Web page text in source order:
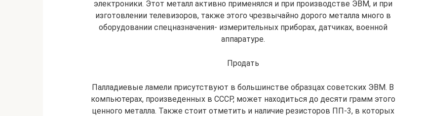
электроники. Этот металл активно применялся и при производстве ЭВМ, и при
изготовлении телевизоров, также этого чрезвычайно дорого металла много в
оборудовании спецназначения- измерительных приборах, датчиках, военной
аппаратуре.
Продать
Палладиевые ламели присутствуют в большинстве образцах советских ЭВМ. В
компьютерах, произведенных в СССР, может находиться до десяти грамм этого
ценного металла. Также стоит отметить и наличие резисторов ПП-3, в которых